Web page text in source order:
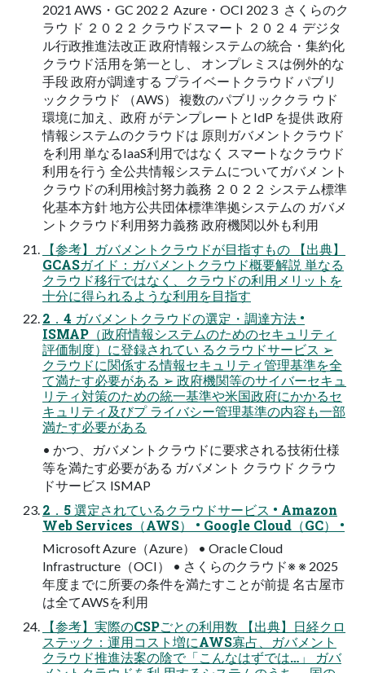
2021 AWS・GC 202２ Azure・OCI 202３ さくらのク
ラウ ド ２０２２ クラウドスマート ２０２４ デジタ
ル行政推進法改正 政府情報システムの統合・集約化
クラウド活用を第一とし、 オンプレミスは例外的な
手段 政府が調達する プライベートクラウド パブリ
ッククラウド （AWS） 複数のパブリッククラ ウド
環境に加え、政府 がテンプレートとIdP を提供 政府
情報システムのクラウドは 原則ガバメントクラウド
を利用 単なるIaaS利用ではなく スマートなクラウド
利用を行う 全公共情報システムについてガバメ ント
クラウドの利用検討努力義務 ２０２２ システム標準
化基本方針 地方公共団体標準準拠システムの ガバメ
ントクラウド利用努力義務 政府機関以外も利用
【参考】ガバメントクラウドが目指すもの 【出典】
GCASガイド：ガバメントクラウド概要解説 単なる
クラウド移行ではなく、クラウドの利用メリットを
十分に得られるような利用を目指す
2．4 ガバメントクラウドの選定・調達方法 •
ISMAP（政府情報システムのためのセキュリティ
評価制度）に登録されてい るクラウドサービス ➢
クラウドに関係する情報セキュリティ管理基準を全
て満たす必要がある ➢ 政府機関等のサイバーセキュ
リティ対策のための統一基準や米国政府にかかるセ
キュリティ及びプ ライバシー管理基準の内容も一部
満たす必要がある
• かつ、ガバメントクラウドに要求される技術仕様
等を満たす必要がある ガバメント クラウド クラウ
ドサービス ISMAP
2．5 選定されているクラウドサービス • Amazon
Web Services（AWS） • Google Cloud（GC） •
Microsoft Azure（Azure） • Oracle Cloud
Infrastructure（OCI） • さくらのクラウド※ ※ 2025
年度までに所要の条件を満たすことが前提 名古屋市
は全てAWSを利用
【参考】実際のCSPごとの利用数 【出典】日経クロ
ステック：運用コスト増にAWS寡占、ガバメント
クラウド推進法案の陰で「こんなはずでは…」 ガバ